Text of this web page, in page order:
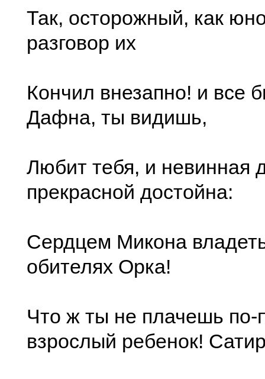
Так, осторожный, как
разговор их
Кончил внезапно! и все
Дафна, ты видишь,
Любит тебя, и невинная
прекрасной достойна:
Сердцем Микона
обителях Орка!
Что ж ты не плачешь по-
взрослый ребенок!